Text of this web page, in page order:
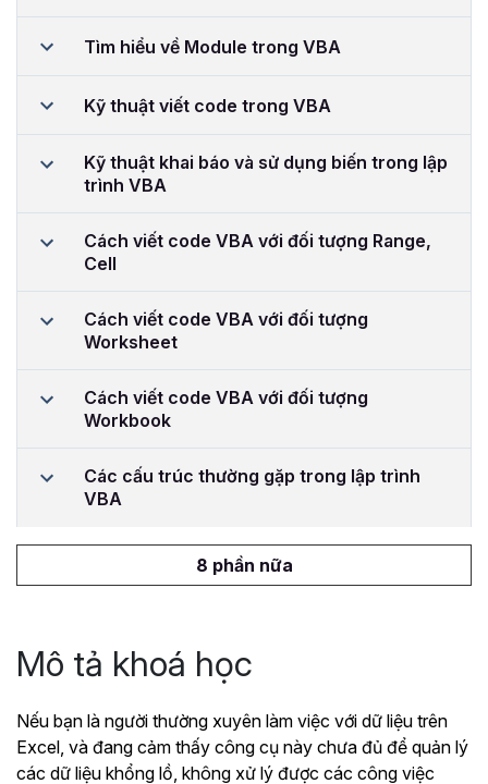
Tìm hiểu về Module trong VBA
Kỹ thuật viết code trong VBA
Kỹ thuật khai báo và sử dụng biến trong lập
trình VBA
Cách viết code VBA với đối tượng Range,
Cell
Cách viết code VBA với đối tượng
Worksheet
Cách viết code VBA với đối tượng
Workbook
Các cấu trúc thường gặp trong lập trình
VBA
8 phần nữa
Mô tả khoá học
Nếu bạn là người thường xuyên làm việc với dữ liệu trên
Excel, và đang cảm thấy công cụ này chưa đủ để quản lý
các dữ liệu khổng lồ, không xử lý được các công việc